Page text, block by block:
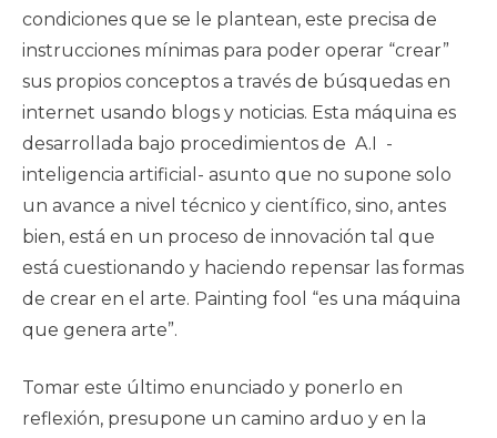
condiciones que se le plantean, este precisa de
instrucciones mínimas para poder operar “crear”
sus propios conceptos a través de búsquedas en
internet usando blogs y noticias. Esta máquina es
desarrollada bajo procedimientos de A.I -
inteligencia artificial- asunto que no supone solo
un avance a nivel técnico y científico, sino, antes
bien, está en un proceso de innovación tal que
está cuestionando y haciendo repensar las formas
de crear en el arte. Painting fool “es una máquina
que genera arte”.
Tomar este último enunciado y ponerlo en
reflexión, presupone un camino arduo y en la